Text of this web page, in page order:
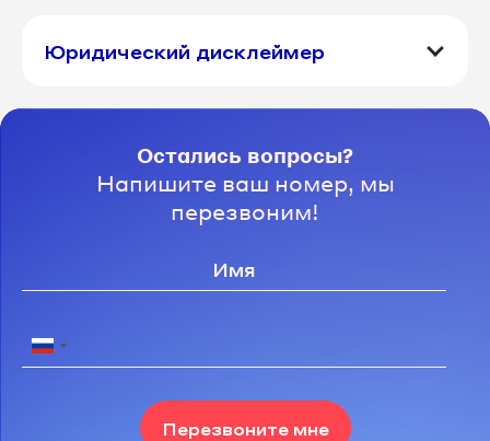
Юридический дисклеймер
Остались вопросы?
Напишите ваш номер, мы
перезвоним!
Перезвоните мне